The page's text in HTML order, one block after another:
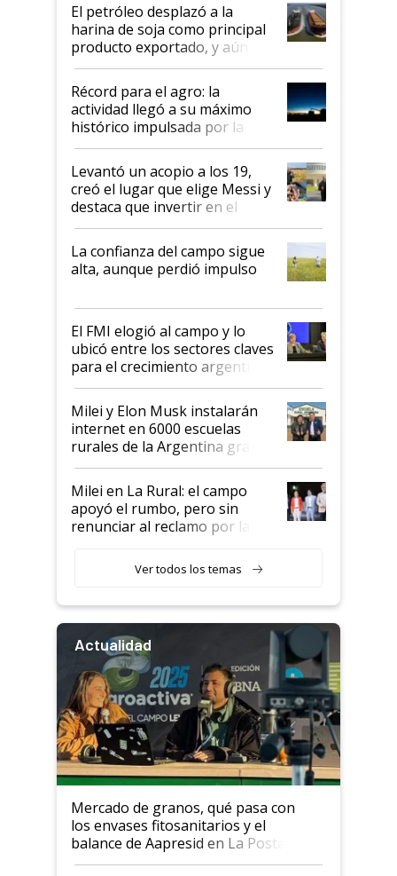
El petróleo desplazó a la
harina de soja como principal
producto exportado, y aún así
el agro aportó casi seis de cada
diez dólares y sostuvo el
liderazgo en un semestre
récord
Récord para el agro: la
actividad llegó a su máximo
histórico impulsada por la
cosecha y las exportaciones
Levantó un acopio a los 19,
creó el lugar que elige Messi y
destaca que invertir en el
kirchnerismo era como "darle
plata a un hijo para droga":
Juan Félix Rossetti, el libertario
que de una dura crisis salió
de Milei
La confianza del campo sigue
alta, aunque perdió impulso
El FMI elogió al campo y lo
ubicó entre los sectores claves
para el crecimiento argentino
Milei y Elon Musk instalarán
internet en 6000 escuelas
rurales de la Argentina gracias
a un acuerdo con Starlink
Milei en La Rural: el campo
apoyó el rumbo, pero sin
renunciar al reclamo por las
Ver todos los temas
Actualidad
Mercado de granos, qué pasa con
los envases fitosanitarios y el
balance de Aapresid en La Posta